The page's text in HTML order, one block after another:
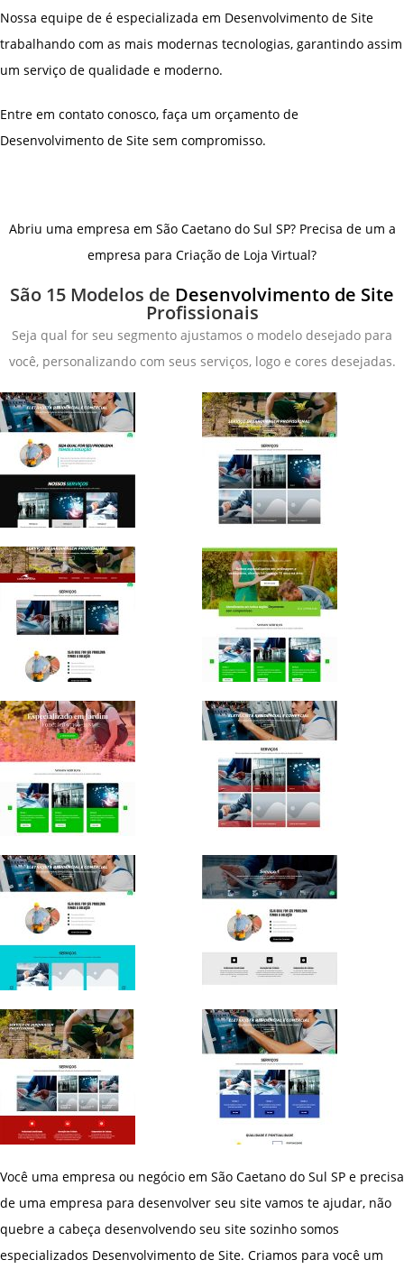
Nossa equipe de é especializada em Desenvolvimento de Site
trabalhando com as mais modernas tecnologias, garantindo assim
um serviço de qualidade e moderno.
Entre em contato conosco, faça um orçamento de
Desenvolvimento de Site sem compromisso.
Abriu uma empresa em São Caetano do Sul SP? Precisa de um a
empresa para Criação de Loja Virtual?
São 15 Modelos de Desenvolvimento de Site
Profissionais
Seja qual for seu segmento ajustamos o modelo desejado para
você, personalizando com seus serviços, logo e cores desejadas.
Você uma empresa ou negócio em São Caetano do Sul SP e precisa
de uma empresa para desenvolver seu site vamos te ajudar, não
quebre a cabeça desenvolvendo seu site sozinho somos
especializados Desenvolvimento de Site. Criamos para você um